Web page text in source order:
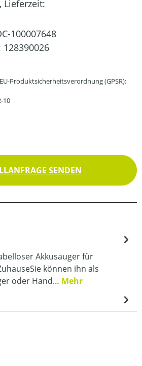
Lieferzeit:
100007648
128390026
Produktsicherheitsverordnung (GPSR):
10
SENDEN
Akkusauger für
können ihn als
oder Hand… Mehr